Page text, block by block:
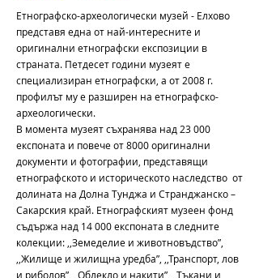
Етнографско-археологически музей - Елхово
представя една от най-интересните и
оригинални етнографски експозиции в
страната. Петдесет години музеят е
специализиран етнографски, а от 2008 г.
профилът му е разширен на етнографско-
археологически.
В момента музеят съхранява над 23 000
експоната и повече от 8000 оригинални
документи и фотографии, представящи
етнографското и историческото наследство от
долината на Долна Тунджа и Странджанско –
Сакарския край. Етнографският музеен фонд
съдържа над 14 000 експоната в следните
колекции: ,,Земеделие и животновъдство”,
,,Жилище и жилищна уредба”, ,,Транспорт, лов
и риболов”, ,,Облекло и накити”, ,,Тъкани и